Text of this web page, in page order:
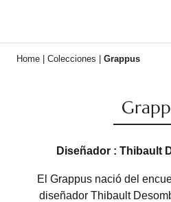
Home Colecciones Grappus
Diseñador : Thibault
El Grappus nació del
diseñador Thibault